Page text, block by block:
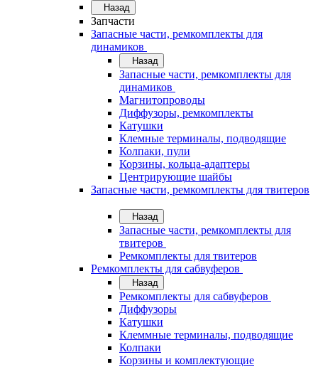
Назад
Запчасти
Запасные части, ремкомплекты для
динамиков
Назад
Запасные части, ремкомплекты для
динамиков
Магнитопроводы
Диффузоры, ремкомплекты
Катушки
Клемные терминалы, подводящие
Колпаки, пули
Корзины, кольца-адаптеры
Центрирующие шайбы
Запасные части, ремкомплекты для твитеров
Назад
Запасные части, ремкомплекты для
твитеров
Ремкомплекты для твитеров
Ремкомплекты для сабвуферов
Назад
Ремкомплекты для сабвуферов
Диффузоры
Катушки
Клеммные терминалы, подводящие
Колпаки
Корзины и комплектующие